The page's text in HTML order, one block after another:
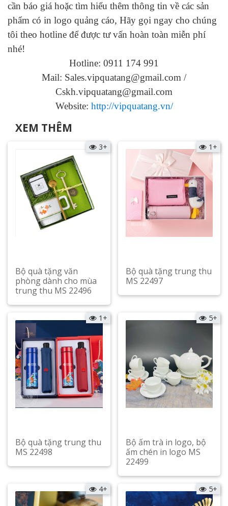
cần báo giá hoặc tìm hiểu thêm thông tin về các sản
phẩm có in logo quảng cáo, Hãy gọi ngay cho chúng
tôi theo hotline để được tư vấn hoàn toàn miễn phí
nhé!
Hotline: 0911 174 991
Mail: Sales.vipquatang@gmail.com /
Cskh.vipquatang@gmail.com
Website: http://vipquatang.vn/
XEM THÊM
3+
Bộ quà tặng văn
phòng dành cho mùa
trung thu MS 22496
Xem chi tiết
1+
Bộ quà tặng trung thu
MS 22497
Xem chi tiết
1+
Bộ quà tặng trung thu
MS 22498
Xem chi tiết
5+
Bộ ấm trà in logo, bộ
ấm chén in logo MS
22499
Xem chi tiết
4+
5+